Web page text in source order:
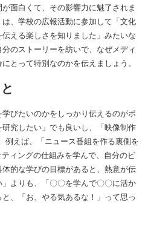
面白くて、その影響力に魅了されま
、学校の広報活動に参加して「文化
える楽しさを知りました」みたいな
のストーリーを紡いで、なぜメディ
とって特別なのかを伝えましょう。
びたいのかをしっかり伝えるのがポ
究したい」でも良いし、「映像制作
例えば、「ニュース番組を作る裏側を
ィングの仕組みを学んで、自分のビ
的な学びの目標があると、熱意が伝
よりも、「〇〇を学んで〇〇に活か
、「お、やる気あるな！」って思っ